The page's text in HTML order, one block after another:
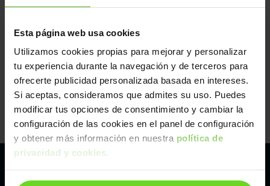
Esta página web usa cookies
Utilizamos cookies propias para mejorar y personalizar
tu experiencia durante la navegación y de terceros para
ofrecerte publicidad personalizada basada en intereses.
Si aceptas, consideramos que admites su uso. Puedes
modificar tus opciones de consentimiento y cambiar la
configuración de las cookies en el panel de configuración
y obtener más información en nuestra política de
privacidad y cookies.